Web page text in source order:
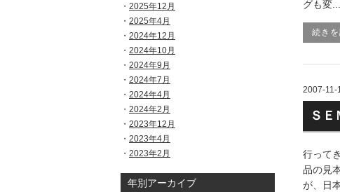
2025年12月
2025年4月
2024年12月
2024年10月
2024年9月
2024年7月
2024年4月
2024年2月
2023年12月
2023年4月
2023年2月
年別アーカイブ
グも変...
続き
2007-11-
Ｓ
行って
品の見
が、日